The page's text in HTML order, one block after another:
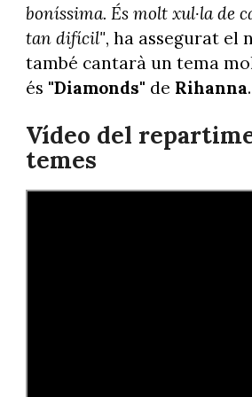
boníssima. És molt xul·la de
tan difícil", ha assegurat el
també cantarà un tema
és "Diamonds" de Rihanna.
Vídeo del
temes